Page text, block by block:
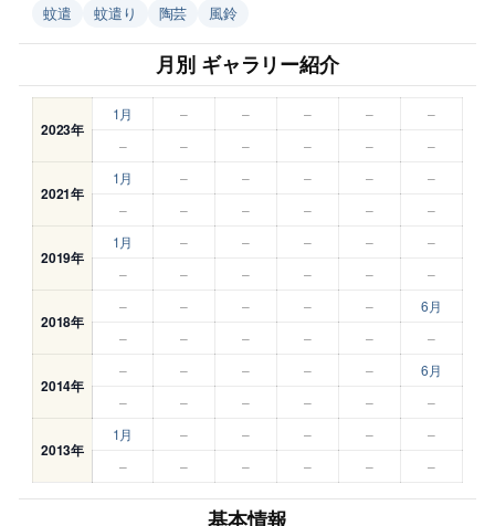
蚊遣
蚊遣り 陶芸 風鈴
月別 ギャラリー紹介
2023年
1月 – – – –
–
–
– – – – –
2021年
1月 – – – –
–
–
– – – – –
2019年
1月 – – – –
–
–
– – – – –
2018年
– – – – –
6月
–
– – – – –
2014年
– – – – –
6月
–
– – – – –
2013年
1月 – – – –
–
–
– – – – –
基本情報